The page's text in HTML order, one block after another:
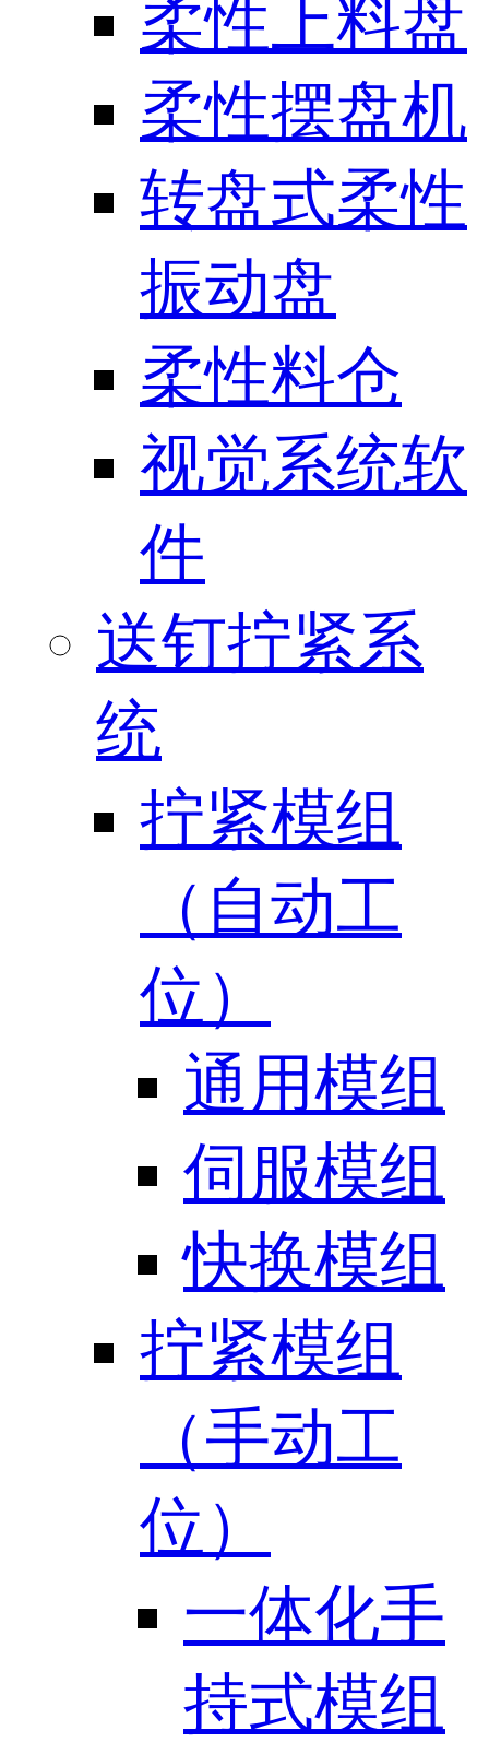
柔性上料盘
柔性摆盘机
转盘式柔性
振动盘
柔性料仓
视觉系统软
件
送钉拧紧系
统
拧紧模组
（自动工
位）
通用模组
伺服模组
快换模组
拧紧模组
（手动工
位）
一体化手
持式模组